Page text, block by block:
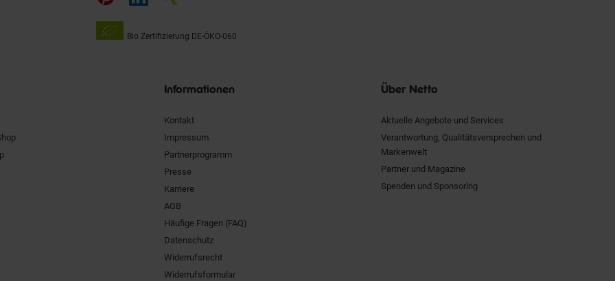
Bio Zertifizierung DE-ÖKO-060
Informationen
Kontakt
Impressum
Partnerprogramm
Presse
Karriere
AGB
Häufige Fragen (FAQ)
Datenschutz
Widerrufsrecht
Widerrufsformular
Über Netto
Aktuelle Angebote und Services
Verantwortung, Qualitätsversprechen und
Markenwelt
Partner und Magazine
Spenden und Sponsoring